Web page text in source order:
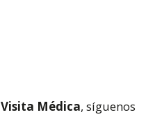
Visita Médica, síguenos